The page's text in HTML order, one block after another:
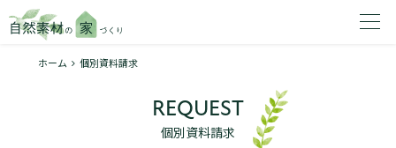
家を建てたいエリアを選択してください。
ホーム 個別資料請求
REQUEST
個別資料請求